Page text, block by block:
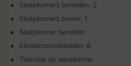
Slaapkamers beneden: 2
Slaapkamers boven: 1
Slaapkamer beneden
Eénpersoonsbedden: 6
Televisie op slaapkamer